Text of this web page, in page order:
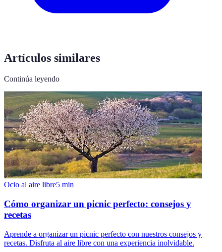
Artículos similares
Continúa leyendo
Ocio al aire libre5 min
Cómo organizar un picnic perfecto: consejos y
recetas
Aprende a organizar un picnic perfecto con nuestros consejos y
recetas. Disfruta al aire libre con una experiencia inolvidable.